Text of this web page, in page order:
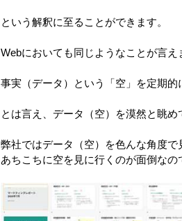
という解釈に至ることができます。
Webにおいても同じようなことが言え
事実（データ）という「空」を定期的
とは言え、データ（空）を漠然と眺め
弊社ではデータ（空）を色んな角度で
あちこちに空を見に行くのが面倒な